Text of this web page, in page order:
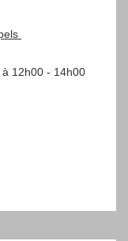
12h00 - 14h00